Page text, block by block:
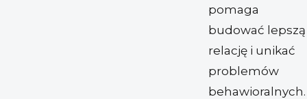
pomaga
budować lepszą
relację i unikać
problemów
behawioralnych.